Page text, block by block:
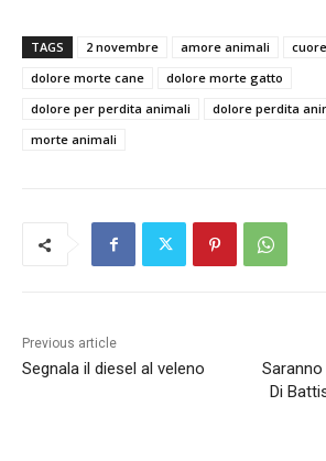
TAGS 2 novembre amore animali
dolore morte cane
dolore morte gatto
dolore per perdita animali
dolore perdita
morte animali
Previous article
Segnala il diesel al veleno
Di